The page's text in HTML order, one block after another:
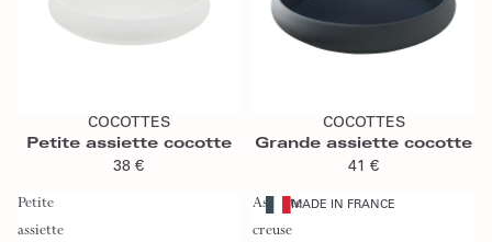
COCOTTES
Petite assiette cocotte
38 €
COCOTTES
Grande assiette cocotte
41 €
Petite
assiette
Assiette
creuse
MADE IN FRANCE